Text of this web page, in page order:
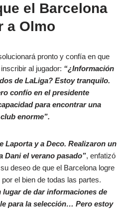
el Barcelona
a Olmo
pronto y confía en que
al jugador: “¿Información
de LaLiga? Estoy tranquilo.
confío en el presidente
para encontrar una
enorme”.
Laporta y a Deco. Realizaron un
Dani el verano pasado”, enfatizó
deseo de que el Barcelona logre
el bien de todas las partes.
lugar de dar informaciones de
para la selección… Pero estoy